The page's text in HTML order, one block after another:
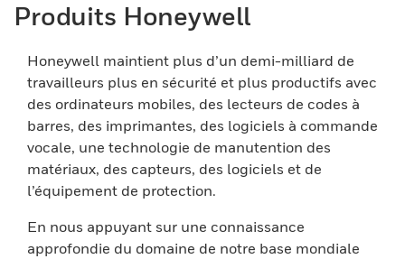
Produits Honeywell
Honeywell maintient plus d’un demi-milliard de
travailleurs plus en sécurité et plus productifs avec
des ordinateurs mobiles, des lecteurs de codes à
barres, des imprimantes, des logiciels à commande
vocale, une technologie de manutention des
matériaux, des capteurs, des logiciels et de
l’équipement de protection.
En nous appuyant sur une connaissance
approfondie du domaine de notre base mondiale